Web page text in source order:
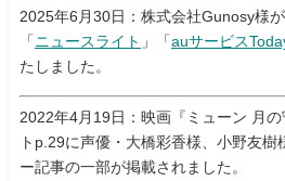
2025年6月30日：株式会社Gunosy様が
「 ニュースライト 」「 auサービス
たしました。
2022年4月19日：映画『ミューン 月
トp.29に声優・大橋彩香様、小野友樹
ー記事の一部が掲載されました。